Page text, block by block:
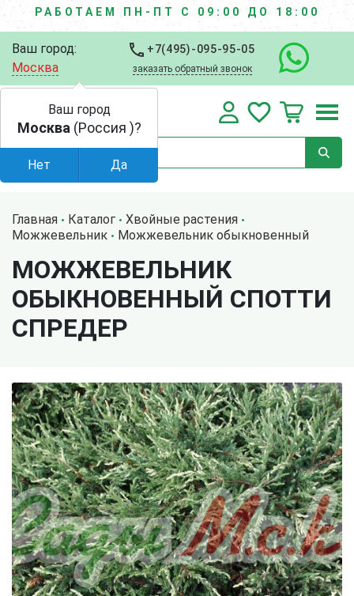
РАБОТАЕМ ПН-ПТ С 09:00 ДО 18:00
Ваш город:
Москва
+7(495)-095-95-05
заказать обратный звонок
Главная Каталог
Хвойные растения
Можжевельник
Можжевельник обыкновенный
МОЖЖЕВЕЛЬНИК
ОБЫКНОВЕННЫЙ СПОТТИ
СПРЕДЕР
Ваш город
Москва (Россия )?
Нет Да